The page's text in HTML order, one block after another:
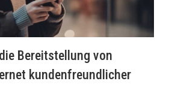
Bereitstellung von
kundenfreundlicher